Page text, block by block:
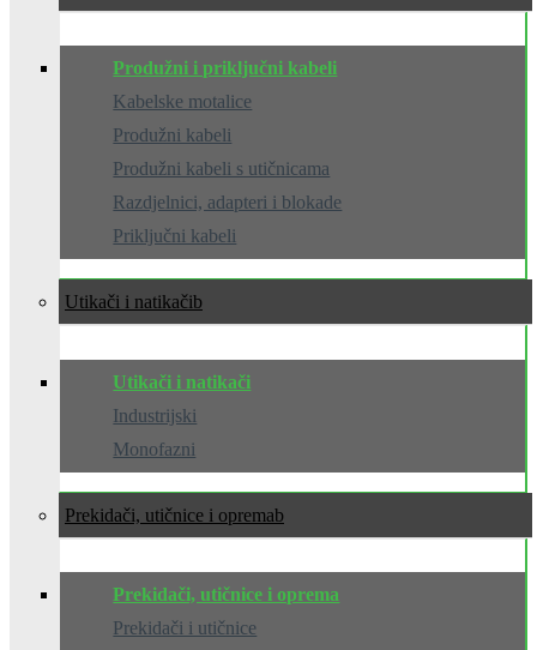
Produžni i priključni kabeli
Kabelske motalice
Produžni kabeli
Produžni kabeli s utičnicama
Razdjelnici, adapteri i blokade
Priključni kabeli
Utikači i natikači
Utikači i natikači
Industrijski
Monofazni
Prekidači, utičnice i oprema
Prekidači, utičnice i oprema
Prekidači i utičnice